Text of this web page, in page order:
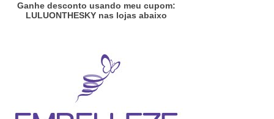
Ganhe desconto usando meu cupom:
LULUONTHESKY nas lojas abaixo